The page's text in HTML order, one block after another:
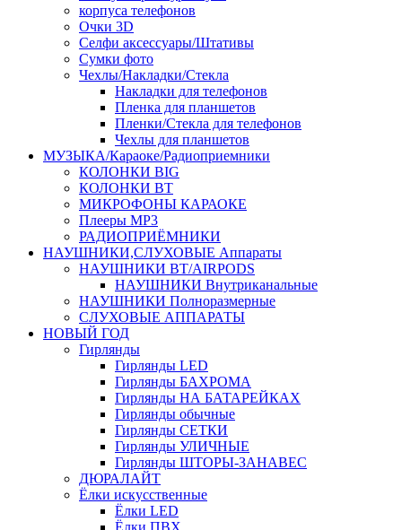
корпуса телефонов
Очки 3D
Селфи аксессуары/Штативы
Сумки фото
Чехлы/Накладки/Стекла
Накладки для телефонов
Пленка для планшетов
Пленки/Стекла для телефонов
Чехлы для планшетов
МУЗЫКА/Караоке/Радиоприемники
КОЛОНКИ BIG
КОЛОНКИ BT
МИКРОФОНЫ КАРАОКЕ
Плееры MP3
РАДИОПРИЁМНИКИ
НАУШНИКИ,СЛУХОВЫЕ Аппараты
НАУШНИКИ BT/AIRPODS
НАУШНИКИ Внутриканальные
НАУШНИКИ Полноразмерные
СЛУХОВЫЕ АППАРАТЫ
НОВЫЙ ГОД
Гирлянды
Гирлянды LED
Гирлянды БАХРОМА
Гирлянды НА БАТАРЕЙКАХ
Гирлянды обычные
Гирлянды СЕТКИ
Гирлянды УЛИЧНЫЕ
Гирлянды ШТОРЫ-ЗАНАВЕС
ДЮРАЛАЙТ
Ёлки искусственные
Ёлки LED
Ёлки ПВХ